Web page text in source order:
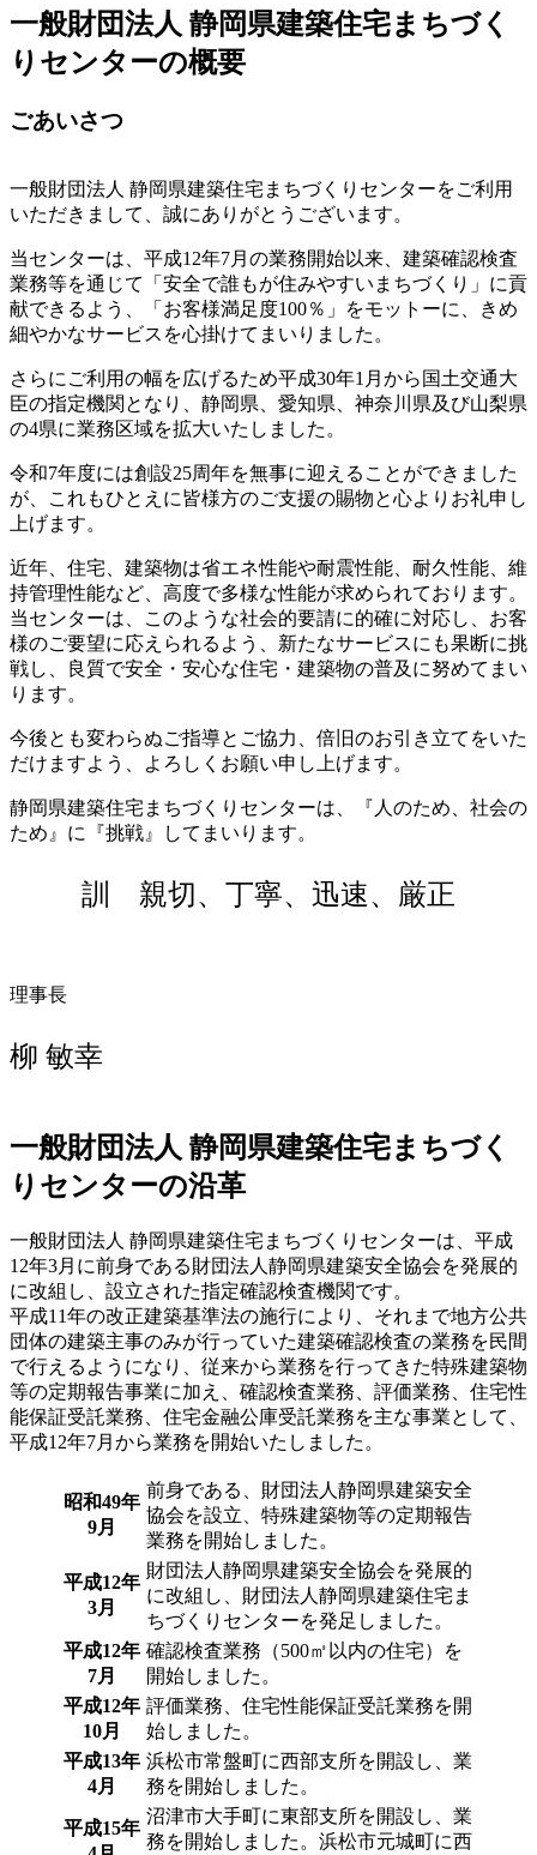
一般財団法人 静岡県建築住宅まちづく
りセンターの概要
ごあいさつ
一般財団法人 静岡県建築住宅まちづくりセンターをご利用
いただきまして、誠にありがとうございます。
当センターは、平成12年7月の業務開始以来、建築確認検査
業務等を通じて「安全で誰もが住みやすいまちづくり」に貢
献できるよう、「お客様満足度100％」をモットーに、きめ
細やかなサービスを心掛けてまいりました。
さらにご利用の幅を広げるため平成30年1月から国土交通大
臣の指定機関となり、静岡県、愛知県、神奈川県及び山梨県
の4県に業務区域を拡大いたしました。
令和7年度には創設25周年を無事に迎えることができました
が、これもひとえに皆様方のご支援の賜物と心よりお礼申し
上げます。
近年、住宅、建築物は省エネ性能や耐震性能、耐久性能、維
持管理性能など、高度で多様な性能が求められております。
当センターは、このような社会的要請に的確に対応し、お客
様のご要望に応えられるよう、新たなサービスにも果断に挑
戦し、良質で安全・安心な住宅・建築物の普及に努めてまい
ります。
今後とも変わらぬご指導とご協力、倍旧のお引き立てをいた
だけますよう、よろしくお願い申し上げます。
静岡県建築住宅まちづくりセンターは、『人のため、社会の
ため』に『挑戦』してまいります。
訓 親切、丁寧、迅速、厳正
理事長
柳 敏幸
一般財団法人 静岡県建築住宅まちづく
りセンターの沿革
一般財団法人 静岡県建築住宅まちづくりセンターは、平成
12年3月に前身である財団法人静岡県建築安全協会を発展的
に改組し、設立された指定確認検査機関です。
平成11年の改正建築基準法の施行により、それまで地方公共
団体の建築主事のみが行っていた建築確認検査の業務を民間
で行えるようになり、従来から業務を行ってきた特殊建築物
等の定期報告事業に加え、確認検査業務、評価業務、住宅性
能保証受託業務、住宅金融公庫受託業務を主な事業として、
平成12年7月から業務を開始いたしました。
昭和49年
9月
前身である、財団法人静岡県建築安全
協会を設立、特殊建築物等の定期報告
業務を開始しました。
平成12年
3月
財団法人静岡県建築安全協会を発展的
に改組し、財団法人静岡県建築住宅ま
ちづくりセンターを発足しました。
平成12年
7月
確認検査業務（500㎡以内の住宅）を
開始しました。
平成12年
10月
評価業務、住宅性能保証受託業務を開
始しました。
平成13年
4月
浜松市常盤町に西部支所を開設し、業
務を開始しました。
平成15年
沼津市大手町に東部支所を開設し、業
務を開始しました。浜松市元城町に西